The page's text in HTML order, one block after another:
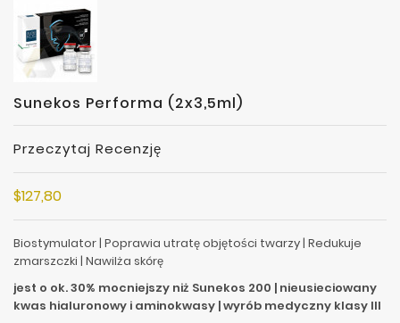
Sunekos Performa (2x3,5ml)
Przeczytaj Recenzję
$127,80
Biostymulator | Poprawia utratę objętości twarzy | Redukuje
zmarszczki | Nawilża skórę
jest o ok. 30% mocniejszy niż Sunekos 200 | nieusieciowany
kwas hialuronowy i aminokwasy | wyrób medyczny klasy III